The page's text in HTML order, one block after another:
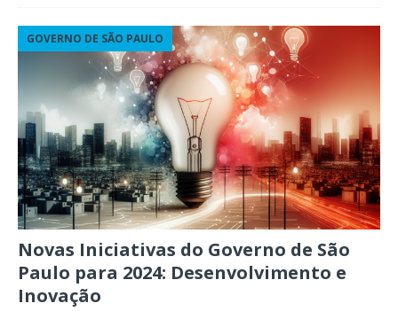
GOVERNO DE SÃO PAULO
Novas Iniciativas do Governo de São
Paulo para 2024: Desenvolvimento e
Inovação